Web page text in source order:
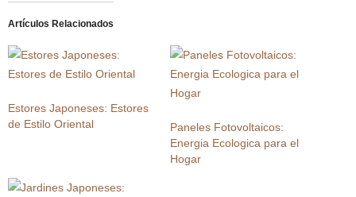
Artículos Relacionados
Estores Japoneses: Estores
de Estilo Oriental
Paneles Fotovoltaicos:
Energia Ecologica para el
Hogar